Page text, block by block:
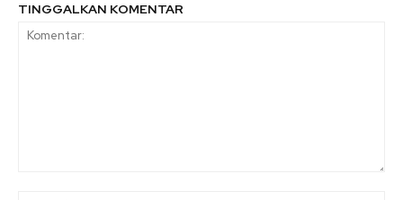
TINGGALKAN KOMENTAR